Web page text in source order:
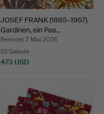
JOSEF FRANK (1885–1967).
Gardinen, ein Paa…
Beendet 7. Mai 2026
33 Gebote
473 USD